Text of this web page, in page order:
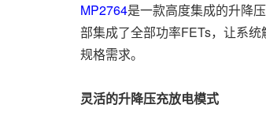
MP2764是一款高度集成的升降
部集成了全部功率FETs，让系
规格需求。
灵活的升降压充放电模式